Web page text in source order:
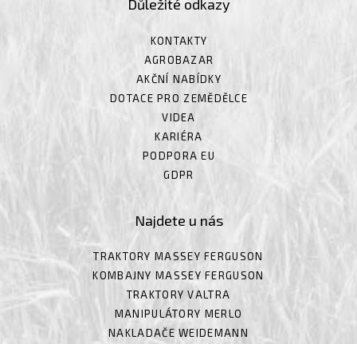
Důležité odkazy
KONTAKTY
AGROBAZAR
AKČNÍ NABÍDKY
DOTACE PRO ZEMĚDĚLCE
VIDEA
KARIÉRA
PODPORA EU
GDPR
Najdete u nás
TRAKTORY MASSEY FERGUSON
KOMBAJNY MASSEY FERGUSON
TRAKTORY VALTRA
MANIPULÁTORY MERLO
NAKLADAČE WEIDEMANN